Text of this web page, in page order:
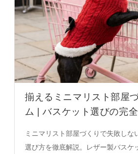
揃えるミニマリスト部屋
ム | バスケット選びの完
ミニマリスト部屋づくりで失敗しな
選び方を徹底解説。レザー製バスケ